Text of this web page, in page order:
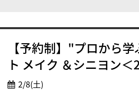
【予約制】"プロから
ト メイク ＆シニヨン＜
2/8(土)